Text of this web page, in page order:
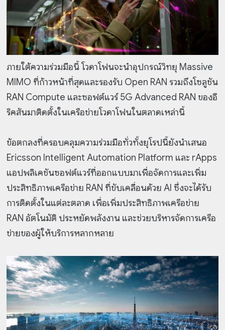
ภายใต้ความร่วมมือนี้ โวดาโฟนจะนำอุปกรณ์วิทยุ Massive
MIMO ที่ก้าวหน้าที่สุดและรองรับ Open RAN รวมถึงโซลูชัน
RAN Compute และซอฟต์แวร์ 5G Advanced RAN ของอี
ริคสันมาติดตั้งในเครือข่ายโวดาโฟนในตลาดเหล่านี้
ข้อตกลงที่ครอบคลุมความร่วมมือทั่วทั้งยุโรปนี้ยังนำเสนอ
Ericsson Intelligent Automation Platform และ rApps
แอปพลิเคชันซอฟต์แวร์ที่ออกแบบมาเพื่อจัดการและเพิ่ม
ประสิทธิภาพเครือข่าย RAN ที่ขับเคลื่อนด้วย AI ซึ่งจะได้รับ
การติดตั้งในแต่ละตลาด เพื่อเพิ่มประสิทธิภาพเครือข่าย
RAN อัตโนมัติ ประหยัดพลังงาน และช่วยบริหารจัดการเครือ
ข่ายของผู้ให้บริการหลากหลาย